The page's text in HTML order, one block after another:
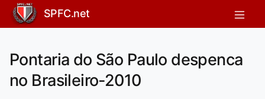
SPFC.net
Pontaria do São Paulo despenca
no Brasileiro-2010